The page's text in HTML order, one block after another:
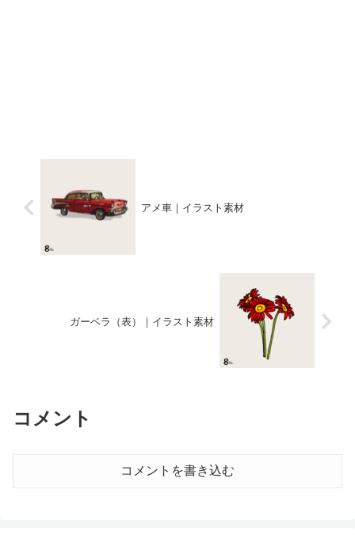
アメ車｜イラスト素材
ガーベラ（表）｜イラスト素材
コメント
コメントを書き込む